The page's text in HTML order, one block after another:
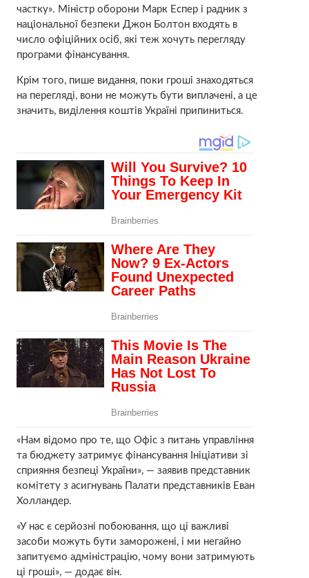
частку». Міністр оборони Марк Еспер і радник з
національної безпеки Джон Болтон входять в
число офіційних осіб, які теж хочуть перегляду
програми фінансування.
Крім того, пише видання, поки гроші знаходяться
на перегляді, вони не можуть бути виплачені, а це
значить, виділення коштів Україні припиниться.
«Нам відомо про те, що Офіс з питань управління
та бюджету затримує фінансування Ініціативи зі
сприяння безпеці України», — заявив представник
комітету з асигнувань Палати представників Еван
Холландер.
«У нас є серйозні побоювання, що ці важливі
засоби можуть бути заморожені, і ми негайно
запитуємо адміністрацію, чому вони затримують
ці гроші», — додає він.